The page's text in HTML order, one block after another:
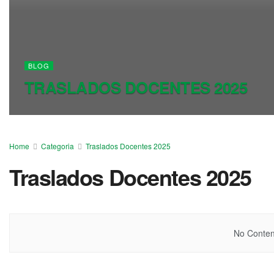
BLOG
TRASLADOS DOCENTES 2025
Home Categoria Traslados Docentes 2025
Traslados Docentes 2025
No